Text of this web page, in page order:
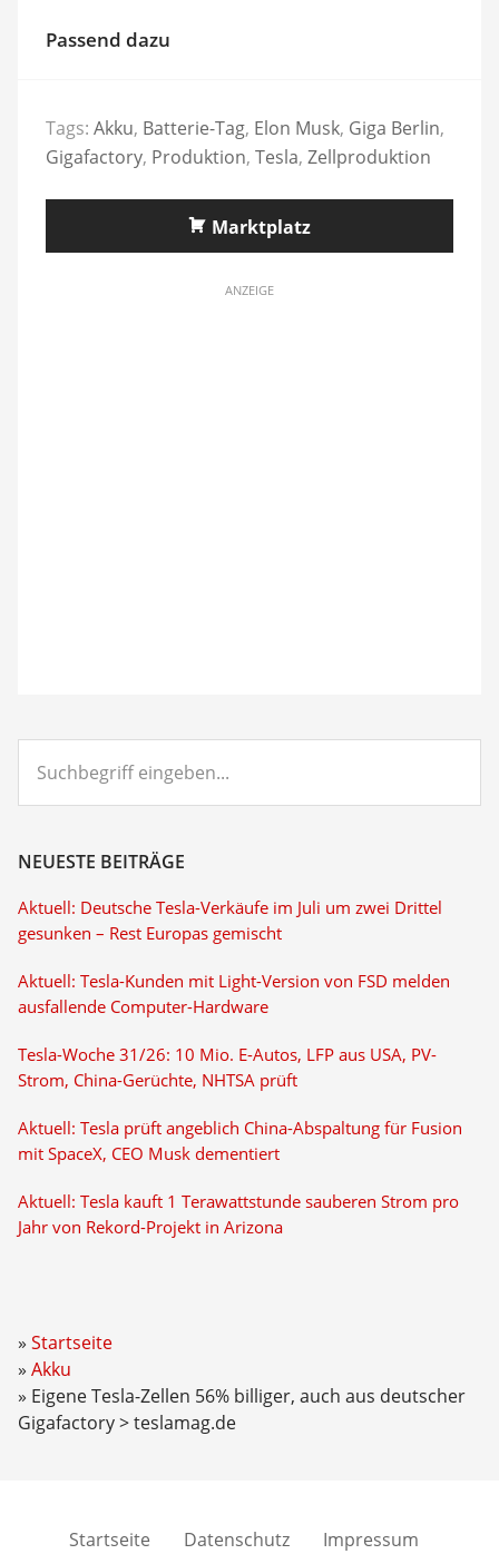
Passend dazu
Tags: Akku, Batterie-Tag, Elon Musk, Giga Berlin,
Gigafactory, Produktion, Tesla, Zellproduktion
Marktplatz
ANZEIGE
eingeben...
NEUESTE BEITRÄGE
Aktuell: Deutsche Tesla-Verkäufe im Juli um zwei Drittel
gesunken – Rest Europas gemischt
Aktuell: Tesla-Kunden mit Light-Version von FSD melden
ausfallende Computer-Hardware
Tesla-Woche 31/26: 10 Mio. E-Autos, LFP aus USA, PV-
Strom, China-Gerüchte, NHTSA prüft
Aktuell: Tesla prüft angeblich China-Abspaltung für Fusion
mit SpaceX, CEO Musk dementiert
Aktuell: Tesla kauft 1 Terawattstunde sauberen Strom pro
Jahr von Rekord-Projekt in Arizona
Startseite
Akku
Eigene Tesla-Zellen 56% billiger, auch aus deutscher
Gigafactory > teslamag.de
Startseite Datenschutz Impressum